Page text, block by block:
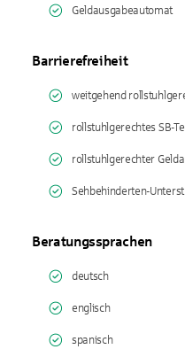
Geldausgabeautomat
Barrierefreiheit
weitgehend
rollstuhlgerechtes SB-
rollstuhlgerechter
Sehbehinderten-
Beratungssprachen
deutsch
englisch
spanisch